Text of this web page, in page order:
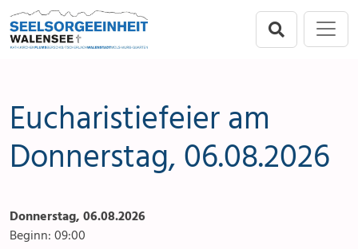
Direkt zur Hauptnavigation springen
Direkt zum Inhalt springen
Eucharistiefeier am
Donnerstag, 06.08.2026
Donnerstag, 06.08.2026
Beginn: 09:00
Menu
Berschis-Tscherlach
Mols-Murg-Quarten
Seelsorgeeinheit
Angebote & Sakramente
Aktuelles & Fotogalerie